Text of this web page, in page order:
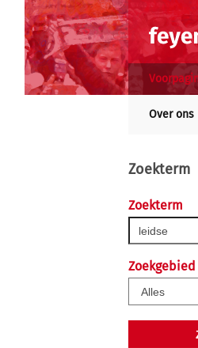
Over ons
Zoekterm
Zoekterm
Zoekgebied